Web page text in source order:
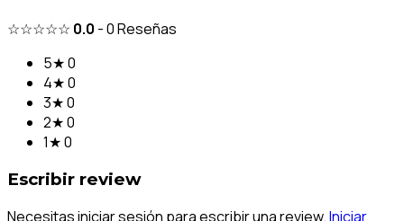
☆☆☆☆☆ 0.0 -0Reseñas
5★0
4★0
3★0
2★0
1★0
Escribir review
Necesitas iniciar sesión para escribir una review.Iniciar